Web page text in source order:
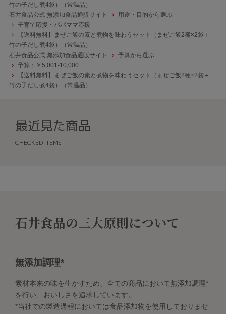
竹の子だし煮4袋）（常温品）
石井食品公式 無添加食品通販サイト
用途・目的から選ぶ
子育て応援・パパママ応援
【送料無料】まぜご飯の素と煮物を味わうセット（まぜご飯2種×2袋＋
竹の子だし煮4袋）（常温品）
石井食品公式 無添加食品通販サイト
予算から選ぶ
予算：￥5,001-10,000
【送料無料】まぜご飯の素と煮物を味わうセット（まぜご飯2種×2袋＋
竹の子だし煮4袋）（常温品）
最近見た商品
CHECKED ITEMS
石井食品の三大原則について
無添加調理*
素材本来の味を生かすため、全ての商品において無添加調理*
を行い、おいしさを追求しています。
*当社での製造過程においては食品添加物を使用しておりませ